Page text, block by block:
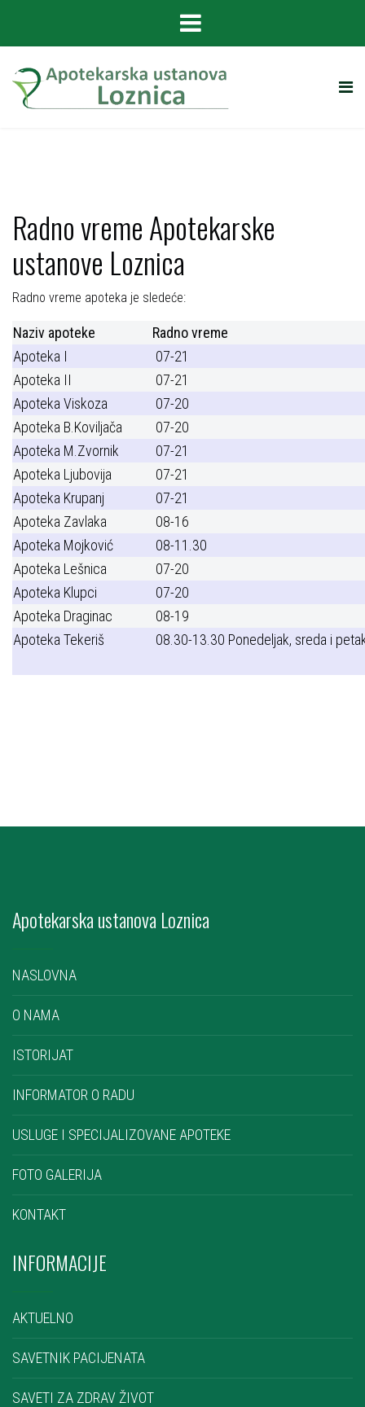
Radno vreme Apotekarske
ustanove Loznica
Radno vreme apoteka je sledeće:
Naziv apoteke
Radno vreme
Apoteka I
07-21
Apoteka II
07-21
Apoteka Viskoza
07-20
Apoteka B.Koviljača
07-20
Apoteka M.Zvornik
07-21
Apoteka Ljubovija
07-21
Apoteka Krupanj
07-21
Apoteka Zavlaka
08-16
Apoteka Mojković
08-11.30
Apoteka Lešnica
07-20
Apoteka Klupci
07-20
Apoteka Draginac
08-19
Apoteka Tekeriš
08.30-13.30 Ponedeljak, sreda i
Apotekarska ustanova Loznica
NASLOVNA
O NAMA
ISTORIJAT
INFORMATOR O RADU
USLUGE I SPECIJALIZOVANE APOTEKE
FOTO GALERIJA
KONTAKT
INFORMACIJE
AKTUELNO
SAVETNIK PACIJENATA
SAVETI ZA ZDRAV ŽIVOT